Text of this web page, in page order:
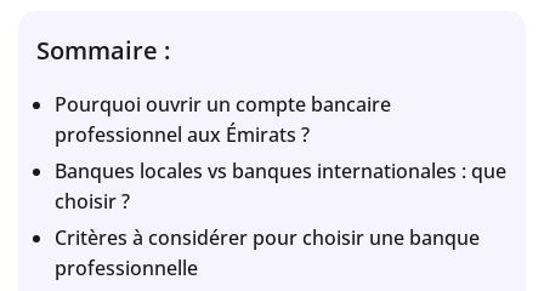
Sommaire :
Pourquoi ouvrir un compte bancaire
professionnel aux Émirats ?
Banques locales vs banques internationales : que
choisir ?
Critères à considérer pour choisir une banque
professionnelle